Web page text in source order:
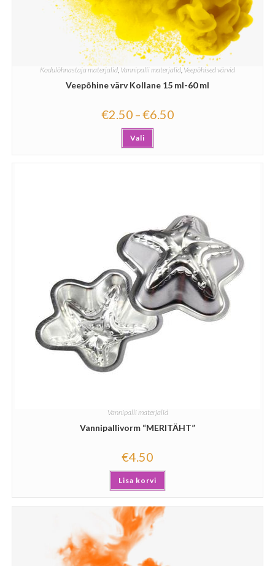
Kodulõhnastaja materjalid Vannipalli materjalid Veepõhised värvid
Veepõhine värv Kollane 15 ml-60 ml
€2.50 –€6.50
Vali
Vannipalli materjalid
Vannipallivorm “MERITÄHT”
€4.50
Lisa korvi